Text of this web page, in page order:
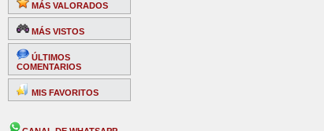
MÁS VALORADOS
MÁS VISTOS
ÚLTIMOS
COMENTARIOS
MIS FAVORITOS